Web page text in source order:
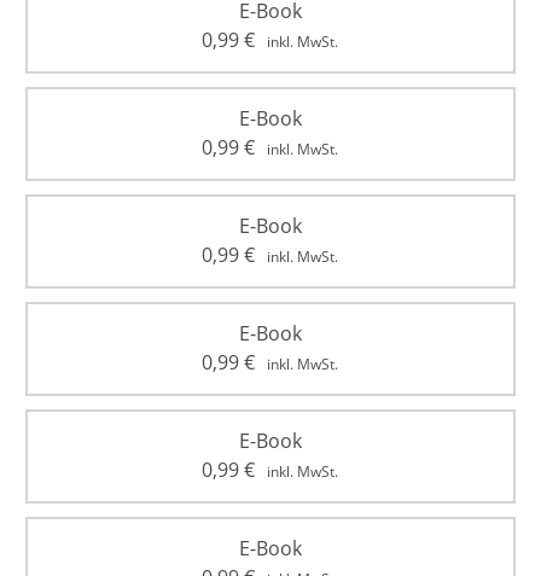
E-Book
0,99€ inkl. MwSt.
E-Book
0,99€ inkl. MwSt.
E-Book
0,99€ inkl. MwSt.
E-Book
0,99€ inkl. MwSt.
E-Book
0,99€ inkl. MwSt.
E-Book